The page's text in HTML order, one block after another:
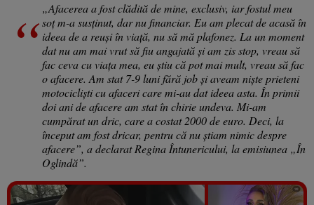
„Afacerea a fost clădită de mine, exclusiv, iar fostul meu
soț m-a susținut, dar nu financiar. Eu am plecat de acasă în
ideea de a reuși în viață, nu să mă plafonez. La un moment
dat nu am mai vrut să fiu angajată și am zis stop, vreau să
fac ceva cu viața mea, eu știu că pot mai mult, vreau să fac
o afacere. Am stat 7-9 luni fără job și aveam niște prieteni
motocicliști cu afaceri care mi-au dat ideea asta. În primii
doi ani de afacere am stat în chirie undeva. Mi-am
cumpărat un dric, care a costat 2000 de euro. Deci, la
început am fost dricar, pentru că nu știam nimic despre
afacere”, a declarat Regina Întunericului, la emisiunea „În
Oglindă”.